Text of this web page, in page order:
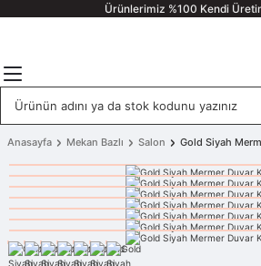
Ürünlerimiz %100 Kendi
Anasayfa Mekan Bazlı Salon Gold Siyah